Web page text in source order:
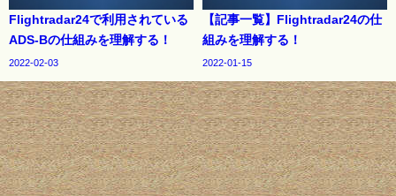
Flightradar24で利用されている
ADS-Bの仕組みを理解する！
2022-02-03
【記事一覧】Flightradar24の仕
組みを理解する！
2022-01-15